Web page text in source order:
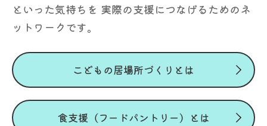
といった気持ちを 実際の支援につなげるためのネ
ットワークです。
こどもの居場所づくりとは
食支援（フードパントリー）とは